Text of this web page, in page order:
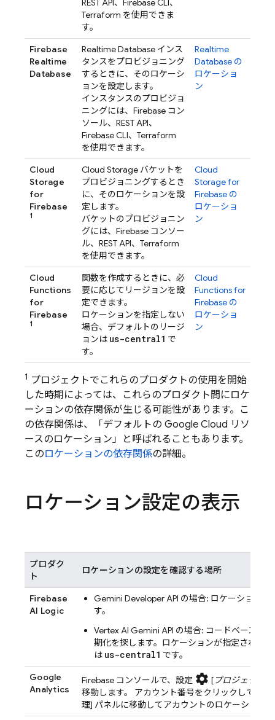
REST API、 FirebaseCLI、
Terraform を使用できま
す。
Firebase
Realtime
Database
Realtime Database インス
タンスをプロビジョニング
するときに、そのロケーシ
ョンを設定します。
インスタンスのプロビジョ
ニングには、 Firebase コン
ソール、REST API、
FirebaseCLI、Terraform
を使用できます。
Realtime
Database の
ロケーショ
ン
Cloud
Storage
for
Firebase
1
Cloud Storage バケットを
プロビジョニングするとき
に、そのロケーションを設
定します。
バケットのプロビジョニン
グには、 Firebase コンソー
ル、REST API、Terraform
を使用できます。
Cloud
Storage for
Firebase の
ロケーショ
ン
Cloud
Functions
for
Firebase
1
関数を作成するときに、必
要に応じてリージョンを設
定できます。
ロケーションを指定しない
場合、デフォルトのリージ
ョンは us-central1 で
す。
Cloud
Functions for
Firebase の
ロケーショ
ン
1 プロジェクトでこれらのプロダクトの使用を開始
した時期によっては、これらのプロダクト間にロケ
ーションの依存関係が生じる可能性があります。こ
の依存関係は、「デフォルトの Google Cloud リソ
ースのロケーション」と呼ばれることもあります。
このロケーションの依存関係の詳細。
ロケーション設定の表示
プロダク
ト
ロケーションの設定を確認する場所
Firebase
AI Logic
Gemini Developer API の場合: ロケーション
す。
Vertex AI Gemini API の場合: コードベースで、
期化を探します。ロケーションが指定されて
は us-central1 です。
Google
Analytics
Firebase コンソールで、設定 settings [プロジェクト
移動します。 アカウント番号をクリックして
理] パネルに移動してアカウントのロケーション